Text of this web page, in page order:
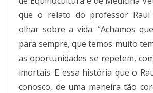
que o relato do professor
olhar sobre a vida. “Achamos
para sempre, que temos muito
as oportunidades se repetem,
imortais. E essa história que o
conosco, de uma maneira tão